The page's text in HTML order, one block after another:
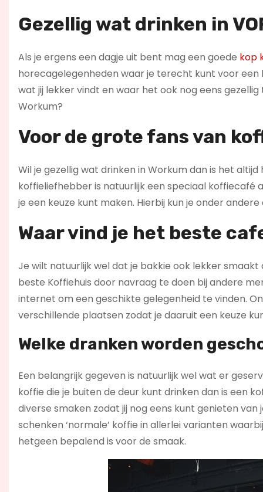
Gezellig wat drinken in
Als je ergens een dagje uit bent mag een goede kop
horecagelegenheden waar je terecht kunt voor een
wat jij lekker vindt en waar het ook nog eens
Workum?
Voor de grote fans van
Wil je gezellig wat drinken in Workum dan is het
koffieliefhebber is natuurlijk een speciaal
je een keuze kunt maken. Hierbij kun je onder
Waar vind je het beste
Je wilt natuurlijk wel dat je bakkie ook lekker
beste Koffiehuis door navraag te doen bij andere
internet om een geschikte gelegenheid te vinden.
verschillende plaatsen zodat je daaruit een keuze
Welke dranken worden
Een belangrijk gegeven is natuurlijk wel wat er
koffie die je buiten de deur kunt drinken dan is een
diverse smaken zodat jij nog eens kunt genieten
schenken ‘normale’ koffie in allerlei varianten
hetgeen bepalend is voor de smaak.